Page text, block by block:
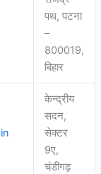
पथ, पटना
–
800019,
बिहार
केन्द्रीय
सदन,
सेक्टर
9ए,
चंडीगढ़